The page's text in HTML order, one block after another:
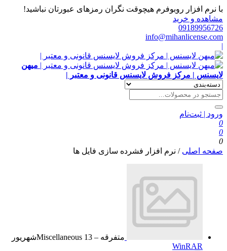
با نرم افزار روبوفرم هیچوقت نگران رمزهای عبورتان نباشید!
مشاهده و خرید
09189956726
info@mihanlicense.com
|
میهن
لایسنس | مرکز فروش لایسنس قانونی و معتبر |
ورود | ثبت‌نام
0
0
0
صفحه اصلی / نرم افزار فشرده سازی فایل ها
متفرقه – Miscellaneous 13
شهریور
WinRAR